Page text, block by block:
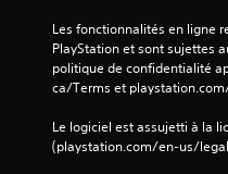
Les fonctionnalités en ligne
PlayStation et sont sujettes
politique de confidentialité
ca/Terms et
Le logiciel est assujetti à la
(playstation.com/en-us/